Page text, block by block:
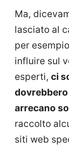
Ma,
lasciato al
per
influire sul
esperti, ci
arrecano
raccolto
siti web